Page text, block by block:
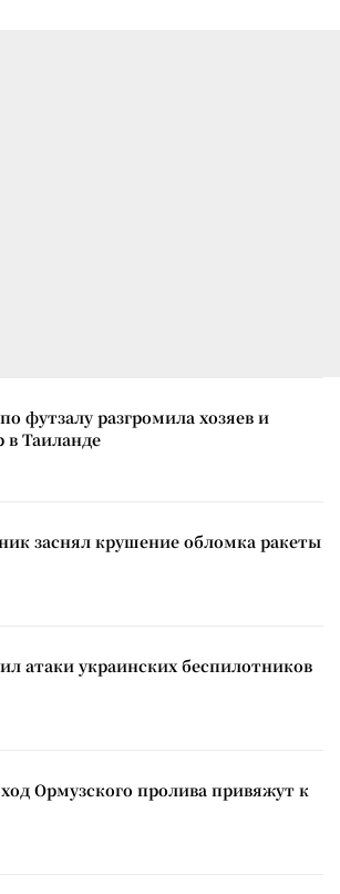
футзалу разгромила хозяев и
в Таиланде
заснял крушение обломка ракеты
атаки украинских беспилотников
Ормузского пролива привяжут к